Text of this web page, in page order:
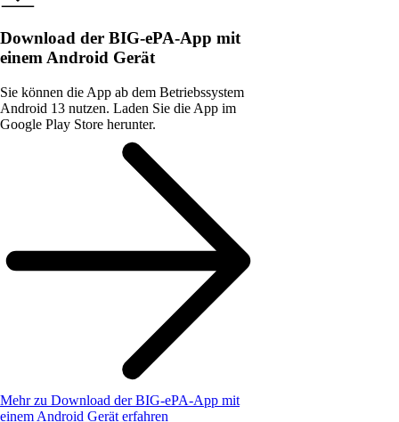
Download der BIG-ePA-App mit
einem Android Gerät
Sie können die App ab dem Betriebssystem
Android 13 nutzen. Laden Sie die App im
Google Play Store herunter.
Mehr zu Download der BIG-ePA-App mit
einem Android Gerät erfahren